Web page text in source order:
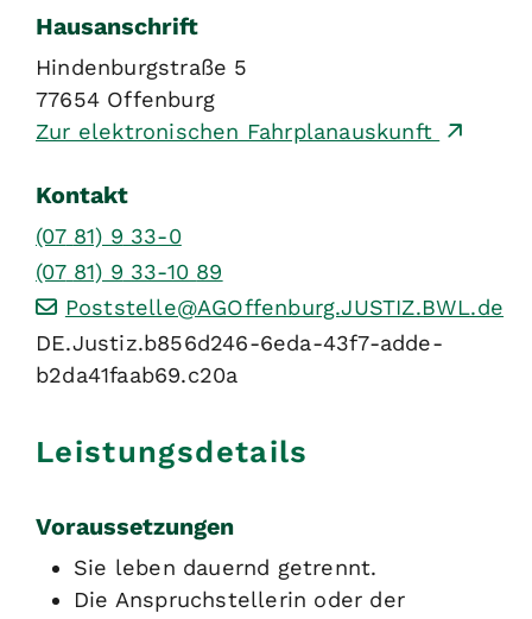
Hausanschrift
Hindenburgstraße 5
77654 Offenburg
Zur elektronischen Fahrplanauskunft
Kontakt
(07 81) 9 33-0
(07 81) 9 33-10 89
Poststelle@AGOffenburg.JUSTIZ.BWL.de
DE.Justiz.b856d246-6eda-43f7-adde-
b2da41faab69.c20a
Leistungsdetails
Voraussetzungen
Sie leben dauernd getrennt.
Die Anspruchstellerin oder der